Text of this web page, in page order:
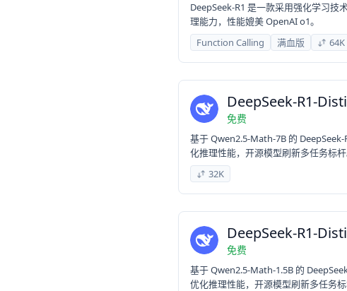
DeepSeek-R1 是一款采用强化学习技
理能力，性能媲美 OpenAI o1。
Function Calling
满血版 64K
DeepSeek-R1-
免费
基于 Qwen2.5-Math-7B 的
化推理性能，开源模型刷新多任务标杆
32K
DeepSeek-R1-
免费
基于 Qwen2.5-Math-1.5B 的
优化推理性能，开源模型刷新多任务标